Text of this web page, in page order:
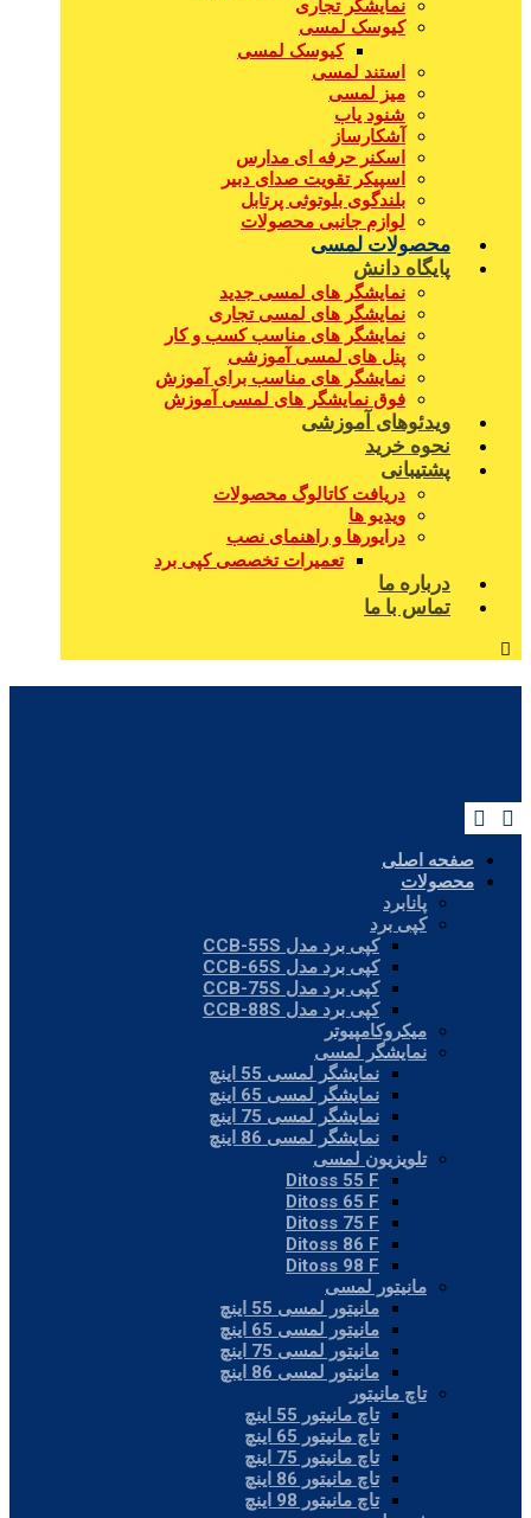
نمایشگر تجاری
کیوسک لمسی
کیوسک لمسی
استند لمسی
میز لمسی
شنود یاب
آشکارساز
اسکنر حرفه ای مدارس
اسپیکر تقویت صدای دبیر
بلندگوی بلوتوثی پرتابل
لوازم جانبی محصولات
محصولات لمسی
پایگاه دانش
نمایشگر های لمسی جدید
نمایشگر های لمسی تجاری
نمایشگر های مناسب کسب و کار
پنل های لمسی آموزشی
نمایشگر های مناسب برای آموزش
فوق نمایشگر های لمسی آموزش
ویدئوهای آموزشی
نحوه خرید
پشتیبانی
دریافت کاتالوگ محصولات
ویدیو ها
درایورها و راهنمای نصب
تعمیرات تخصصی کپی برد
درباره ما
تماس با ما
صفحه اصلی
محصولات
پانابرد
کپی برد
کپی برد مدل CCB-55S
کپی برد مدل CCB-65S
کپی برد مدل CCB-75S
کپی برد مدل CCB-88S
میکروکامپیوتر
نمایشگر لمسی
نمایشگر لمسی 55 اینچ
نمایشگر لمسی 65 اینچ
نمایشگر لمسی 75 اینچ
نمایشگر لمسی 86 اینچ
تلویزیون لمسی
Ditoss 55 F
Ditoss 65 F
Ditoss 75 F
Ditoss 86 F
Ditoss 98 F
مانیتور لمسی
مانیتور لمسی 55 اینچ
مانیتور لمسی 65 اینچ
مانیتور لمسی 75 اینچ
مانیتور لمسی 86 اینچ
تاچ مانیتور
تاچ مانیتور 55 اینچ
تاچ مانیتور 65 اینچ
تاچ مانیتور 75 اینچ
تاچ مانیتور 86 اینچ
تاچ مانیتور 98 اینچ